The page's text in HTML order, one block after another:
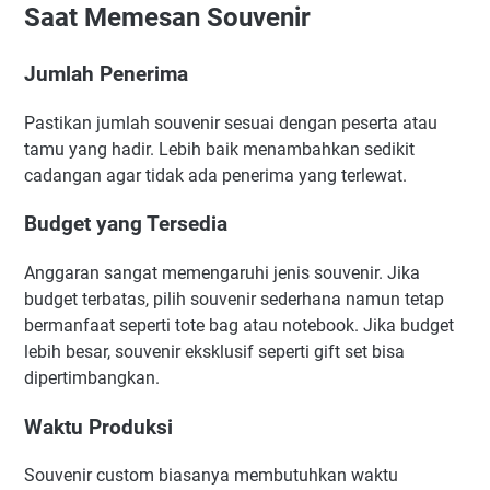
Saat Memesan Souvenir
Jumlah Penerima
Pastikan jumlah souvenir sesuai dengan peserta atau
tamu yang hadir. Lebih baik menambahkan sedikit
cadangan agar tidak ada penerima yang terlewat.
Budget yang Tersedia
Anggaran sangat memengaruhi jenis souvenir. Jika
budget terbatas, pilih souvenir sederhana namun tetap
bermanfaat seperti tote bag atau notebook. Jika budget
lebih besar, souvenir eksklusif seperti gift set bisa
dipertimbangkan.
Waktu Produksi
Souvenir custom biasanya membutuhkan waktu